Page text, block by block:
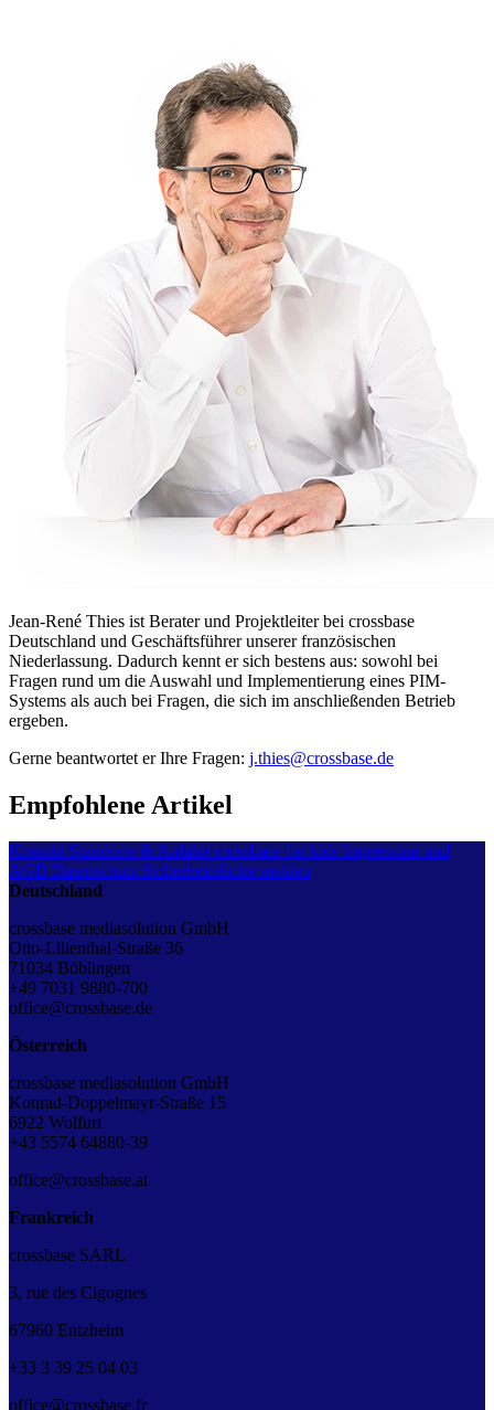
Jean-René Thies ist Berater und Projektleiter bei crossbase
Deutschland und Geschäftsführer unserer französischen
Niederlassung. Dadurch kennt er sich bestens aus: sowohl bei
Fragen rund um die Auswahl und Implementierung eines PIM-
Systems als auch bei Fragen, die sich im anschließenden Betrieb
ergeben.
Gerne beantwortet er Ihre Fragen: j.thies@crossbase.de
Empfohlene Artikel
Kontakt Standorte & Anfahrt crossbase for kids Impressum und
AGB Datenschutz Sicherheitslücke melden
Deutschland
crossbase mediasolution GmbH
Otto-Lilienthal-Straße 36
71034 Böblingen
+49 7031 9880-700
office@crossbase.de
Österreich
crossbase mediasolution GmbH
Konrad-Doppelmayr-Straße 15
6922 Wolfurt
+43 5574 64880-39
office@crossbase.at
Frankreich
crossbase SARL
3, rue des Cigognes
67960 Entzheim
+33 3 39 25 04 03
office@crossbase.fr